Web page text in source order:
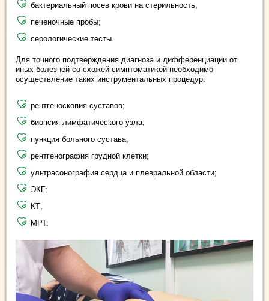
бактериальный посев крови на стерильность;
печеночные пробы;
серологические тесты.
Для точного подтверждения диагноза и дифференциации от
иных болезней со схожей симптоматикой необходимо
осуществление таких инструментальных процедур:
рентгеноскопия суставов;
биопсия лимфатического узла;
пункция больного сустава;
рентгенография грудной клетки;
ультрасонография сердца и плевральной области;
ЭКГ;
КТ;
МРТ.